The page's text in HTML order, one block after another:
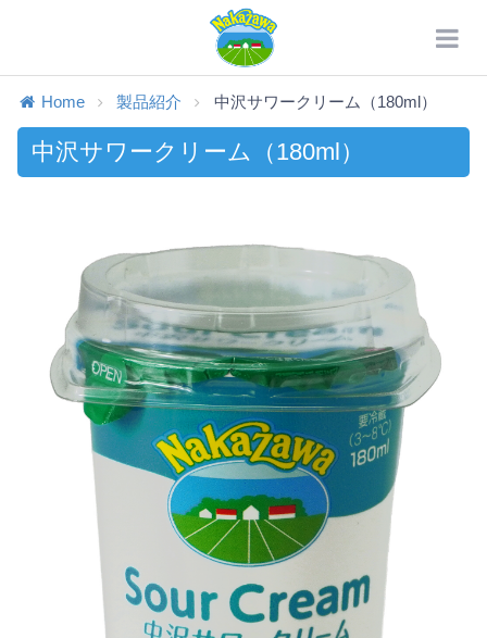
Home 製品紹介 中沢サワークリーム（180ml）
中沢サワークリーム（180ml）